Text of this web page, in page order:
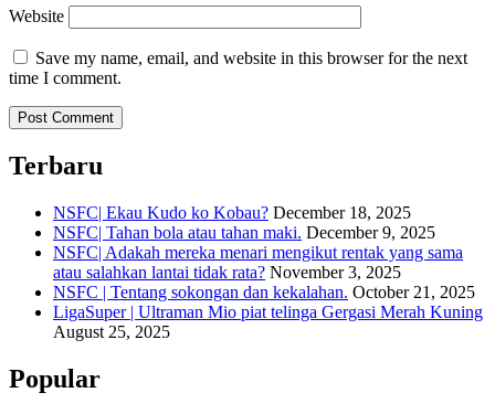
Website
Save my name, email, and website in this browser for the next
time I comment.
Terbaru
NSFC| Ekau Kudo ko Kobau? December 18, 2025
NSFC| Tahan bola atau tahan maki. December 9, 2025
NSFC| Adakah mereka menari mengikut rentak yang sama
atau salahkan lantai tidak rata? November 3, 2025
NSFC | Tentang sokongan dan kekalahan. October 21, 2025
LigaSuper | Ultraman Mio piat telinga Gergasi Merah Kuning
August 25, 2025
Popular